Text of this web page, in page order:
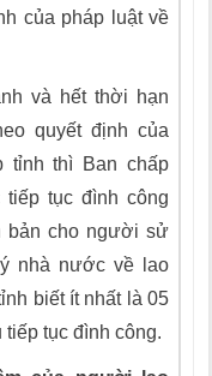
của pháp luật về
và hết thời hạn
quyết định của
tỉnh thì Ban chấp
tục đình công
bản cho người sử
nhà nước về lao
biết ít nhất là 05
tục đình công.